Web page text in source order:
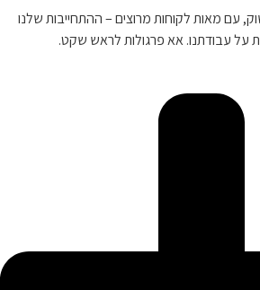
עם מאות לקוחות מרוצים – ההתחייבות שלנו